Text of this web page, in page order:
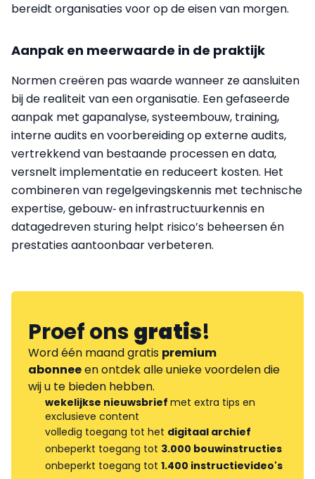
bereidt organisaties voor op de eisen van morgen.
Aanpak en meerwaarde in de praktijk
Normen creëren pas waarde wanneer ze aansluiten
bij de realiteit van een organisatie. Een gefaseerde
aanpak met gapanalyse, systeembouw, training,
interne audits en voorbereiding op externe audits,
vertrekkend van bestaande processen en data,
versnelt implementatie en reduceert kosten. Het
combineren van regelgevingskennis met technische
expertise, gebouw‑ en infrastructuurkennis en
datagedreven sturing helpt risico’s beheersen én
prestaties aantoonbaar verbeteren.
Proef onsgratis!
Word één maand gratis premium
abonneeen ontdek alle unieke voordelen die
wij u te bieden hebben.
wekelijkse nieuwsbrief met extra tips en
exclusieve content
volledig toegang tot het digitaal archief
onbeperkt toegang tot 3.000 bouwinstructies
onbeperkt toegang tot 1.400 instructievideo's